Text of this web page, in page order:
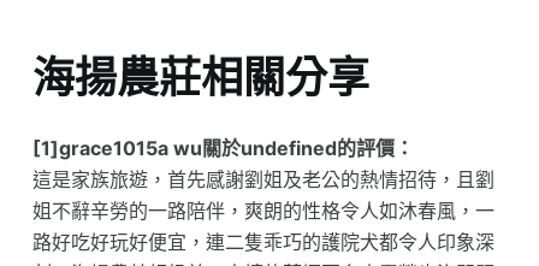
海揚農莊相關分享
[1]grace1015a wu關於undefined的評價：
這是家族旅遊，首先感謝劉姐及老公的熱情招待，且劉
姐不辭辛勞的一路陪伴，爽朗的性格令人如沐春風，一
路好吃好玩好便宜，連二隻乖巧的護院犬都令人印象深